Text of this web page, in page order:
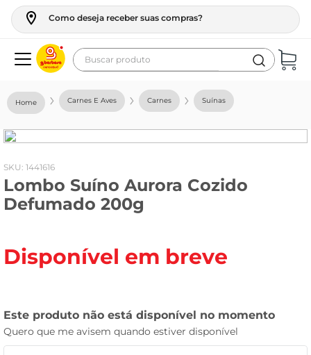
Como deseja receber suas compras?
Buscar produto
Carnes E Aves Carnes Suínas
: 1441616
Lombo Suíno Aurora Cozido
Defumado 200g
Disponível em breve
geladeira
fogao
café
cerveja
vinho
leite pó